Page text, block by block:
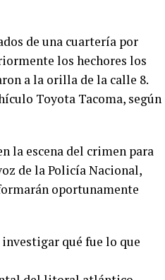
de una cuartería por
los hechores los
a la orilla de la calle 8.
Toyota Tacoma, según
la escena del crimen para
de la Policía Nacional,
oportunamente
qué fue lo que